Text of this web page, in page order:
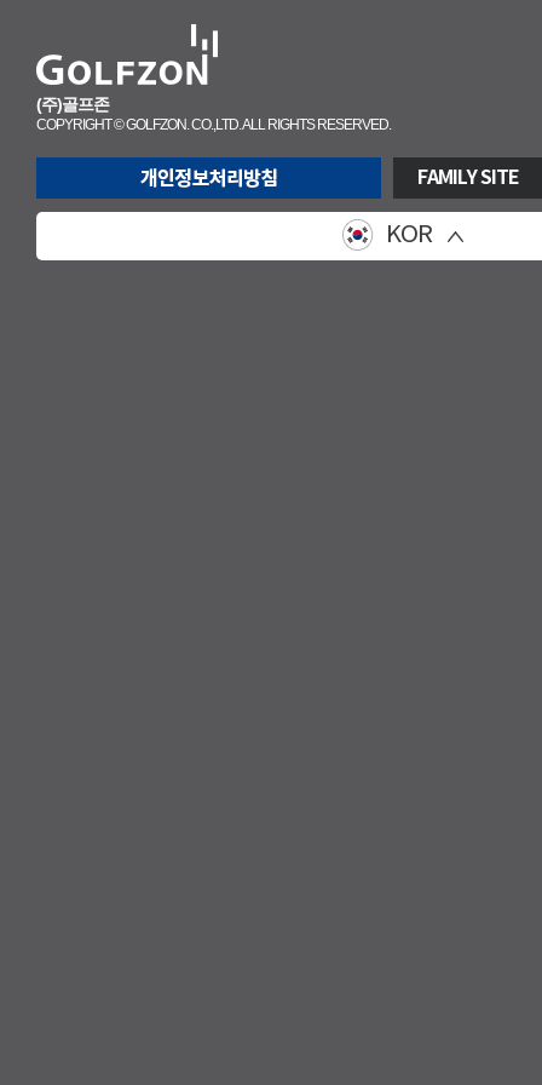
(주)골프존
COPYRIGHT © GOLFZON. CO.,LTD. ALL RIGHTS RESERVED.
FAMILY SITE
KOR